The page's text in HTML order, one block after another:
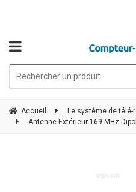
Accueil
Le système de télé-
Antenne Extérieur 169 MHz